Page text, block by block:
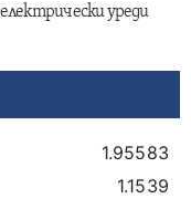
уреди
1.95583
1.1539